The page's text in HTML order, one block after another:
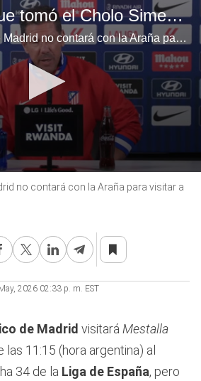
La decisión que tomó el Cholo Simeone con Julián Álvarez
El DT del Atlético de Madrid no contará con la Araña para visitar a Valencia
no contará con la Araña para visitar a
2026 02:33 p. m. EST
de Madrid visitará Mestalla
11:15 (hora argentina) al
34 de la Liga de España, pero